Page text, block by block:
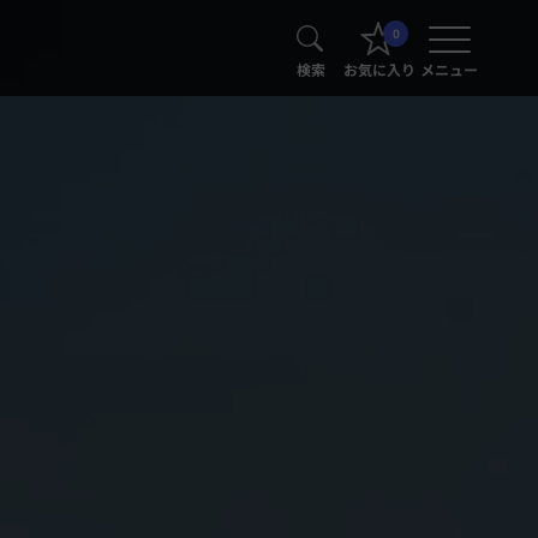
検索
0
お気に入り メニュー